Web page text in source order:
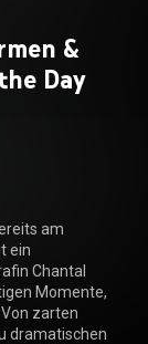
&
Day
am
ein
Chantal
Momente,
zarten
dramatischen